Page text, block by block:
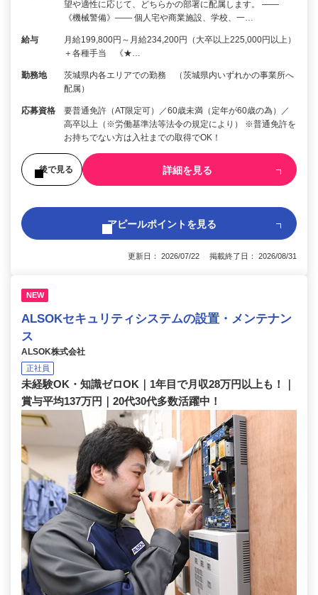
望や適性に応じて、どちらかの部署に配属します。 ――
《機械警備》―― 個人宅や商業施設、学校、一…
給与
月給199,800円～月給234,200円（大卒以上225,000円以上）
＋各種手当 《★…
勤務地
茨城県内各エリアでの勤務 （茨城県内いずれかの事業所へ
配属）
応募資格
要普通免許（AT限定可）／60歳未満（定年が60歳の為）／
高卒以上（※労働基準法等法令の規定により） ※普通免許を
お持ちでない方は入社までの取得でOK！
後で見る 詳細を見る
アピールポイントを見る
更新日： 2026/07/22 掲載終了日： 2026/08/31
NEW
ALSOKセキュリティシステムの設置・メンテナン
ス
ALSOK株式会社
正社員
未経験OK・知識ゼロOK｜1年目で月収28万円以上も！｜
賞与平均137万円｜20代30代多数活躍中！